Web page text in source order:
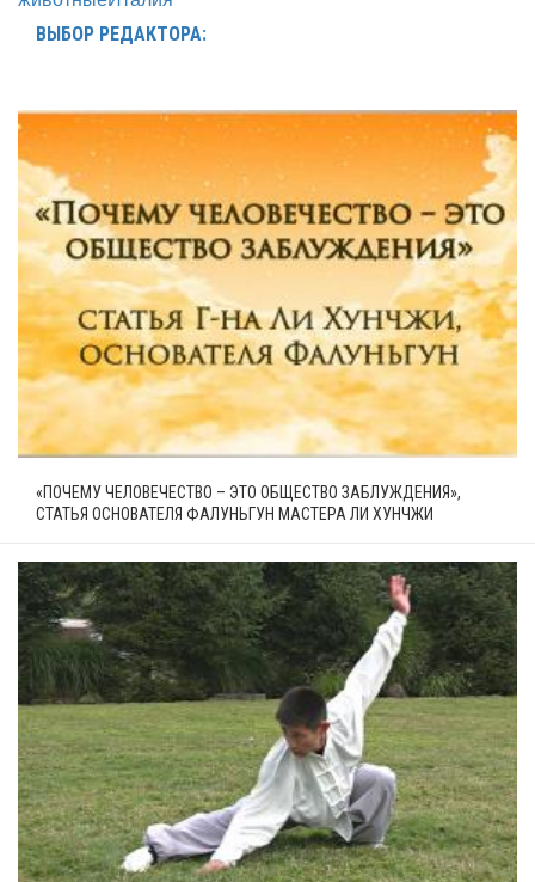
ВЫБОР РЕДАКТОРА:
«ПОЧЕМУ ЧЕЛОВЕЧЕСТВО – ЭТО ОБЩЕСТВО ЗАБЛУЖДЕНИЯ»,
СТАТЬЯ ОСНОВАТЕЛЯ ФАЛУНЬГУН МАСТЕРА ЛИ ХУНЧЖИ